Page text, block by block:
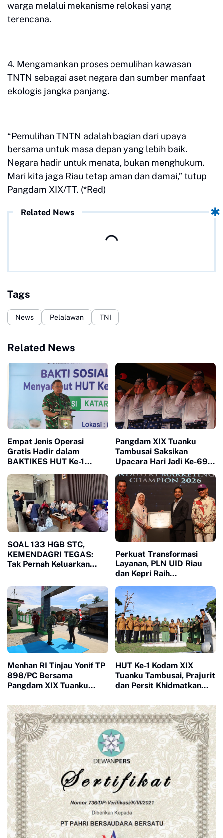
warga melalui mekanisme relokasi yang
terencana.
4. Mengamankan proses pemulihan kawasan
TNTN sebagai aset negara dan sumber manfaat
ekologis jangka panjang.
“Pemulihan TNTN adalah bagian dari upaya
bersama untuk masa depan yang lebih baik.
Negara hadir untuk menata, bukan menghukum.
Mari kita jaga Riau tetap aman dan damai,” tutup
Pangdam XIX/TT. (*Red)
Related News
Tags
News Pelalawan TNI
Related News
Empat Jenis Operasi
Gratis Hadir dalam
BAKTIKES HUT Ke-1
Tambusai
Pangdam XIX Tuanku
Tambusai Saksikan
Upacara Hari Jadi Ke-69
SOAL 133 HGB STC,
KEMENDAGRI TEGAS:
Tak Pernah Keluarkan
Perkuat Transformasi
Layanan, PLN UID Riau
dan Kepri Raih
Industry Marketing
Champion 2026
Menhan RI Tinjau Yonif TP
898/PC Bersama
Pangdam XIX Tuanku
Disiplin dan Loyalitas
Prajurit
HUT Ke-1 Kodam XIX
Tuanku Tambusai, Prajurit
dan Persit Khidmatkan
Kusuma Dharma